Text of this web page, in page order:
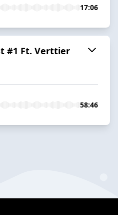
17:06
#1 Ft. Verttier
58:46